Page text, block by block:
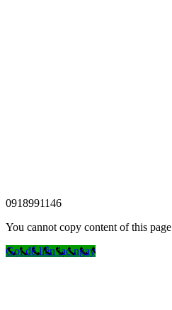
0918991146
You cannot copy content of this page
Gọi để liên lạc ngay